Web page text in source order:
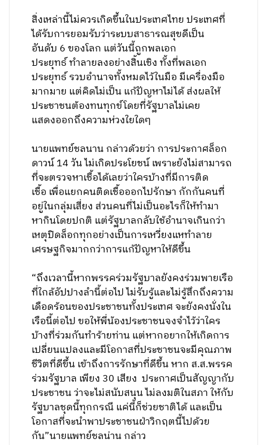
สิ่งเหล่านี้ไม่ควรเกิดขึ้นในประเทศไทย ประเทศที่
ได้รับการยอมรับว่าระบบสาธารณสุขดีเป็น
อันดับ 6 ของโลก แต่วันนี้ถูกพลเอก
ประยุทธ์ ทำลายลงอย่างสิ้นเชิง ทั้งที่พลเอก
ประยุทธ์ รวบอำนาจทั้งหมดไว้ในมือ มีเครื่องมือ
มากมาย แต่คิดไม่เป็น แก้ปัญหาไม่ได้ ส่งผลให้
ประชาชนต้องทนทุกข์โดยที่รัฐบาลไม่เคย
แสดงออกถึงความห่วงใยใดๆ
นายแพทย์ชลนาน กล่าวด้วยว่า การประกาศล็อก
ดาวน์ 14 วัน ไม่เกิดประโยชน์ เพราะยังไม่สามารถ
ที่จะตรวจหาเชื้อได้เลยว่าใครบ้างที่มีการติด
เชื้อ เพื่อแยกคนติดเชื้อออกไปรักษา กักกันคนที่
อยู่ในกลุ่มเสี่ยง ส่วนคนที่ไม่เป็นอะไรก็ให้ทำมา
หากินโดยปกติ แต่รัฐบาลกลับใช้อำนาจเกินกว่า
เหตุปิดล็อกทุกอย่างเป็นการเหวี่ยงแหทำลาย
เศรษฐกิจมากกว่าการแก้ปัญหาให้ดีขึ้น
“ถึงเวลานี้หากพรรคร่วมรัฐบาลยังคงร่วมพายเรือ
ที่ใกล้อัปปางลำนี้ต่อไป ไม่รับรู้และไม่รู้สึกถึงความ
เดือดร้อนของประชาชนทั้งประเทศ จะยังคงนั่งใน
เรือนี้ต่อไป ขอให้พี่น้องประชาชนจงจำไว้ว่าใคร
บ้างที่ร่วมกันทำร้ายท่าน แต่หากอยากให้เกิดการ
เปลี่ยนแปลงและมีโอกาสที่ประชาชนจะมีคุณภาพ
ชีวิตที่ดีขึ้น เข้าถึงการรักษาที่ดีขึ้น หาก ส.ส.พรรค
ร่วมรัฐบาล เพียง 30 เสียง ประกาศเป็นสัญญากับ
ประชาชน ว่าจะไม่สนับสนุน ไม่ลงมติในสภา ให้กับ
รัฐบาลชุดนี้ทุกกรณี แค่นี้ก็ช่วยชาติได้ และเป็น
โอกาสที่จะนำพาประชาชนฝ่าวิกฤตนี้ไปด้วย
กัน”นายแพทย์ชลน่าน กล่าว